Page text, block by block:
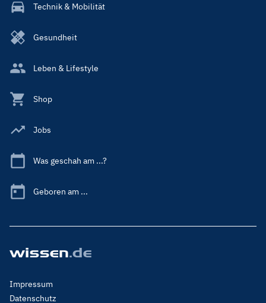
Technik & Mobilität
Gesundheit
Leben & Lifestyle
Shop
Jobs
Was geschah am ...?
Geboren am ...
Footer
Menu
Impressum
Datenschutz